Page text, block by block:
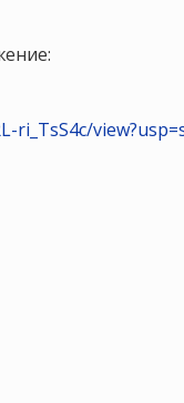
ri_TsS4c/